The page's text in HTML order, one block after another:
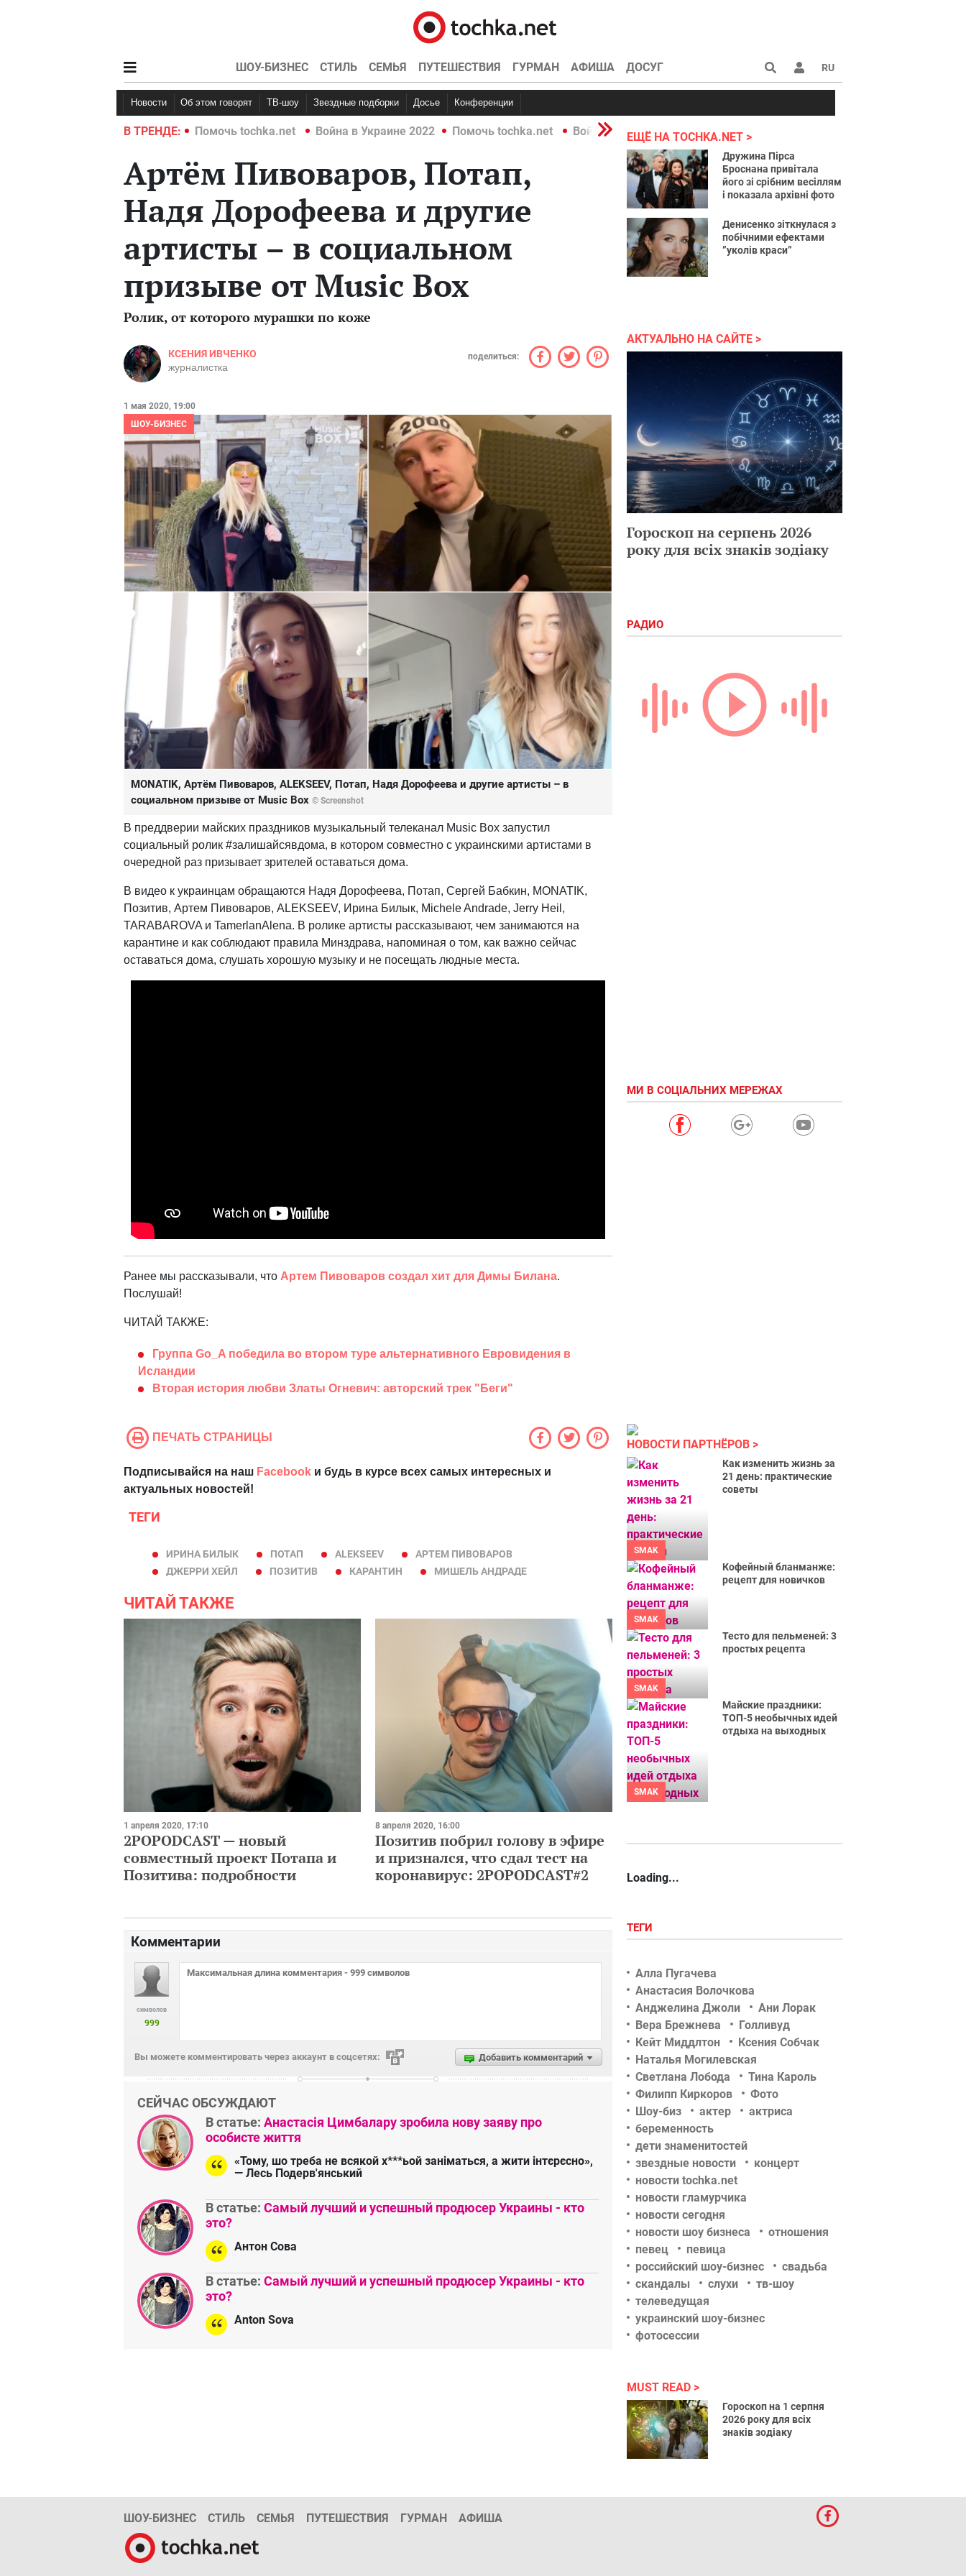
ШОУ-БИЗНЕС СТИЛЬ СЕМЬЯ ПУТЕШЕСТВИЯ ГУРМАН АФИША ДОСУГ RU
Новости Об этом говорят ТВ-шоу Звездные подборки Досье Конференции
В ТРЕНДЕ:
Война в Украине 2022 Помочь tochka.net Война в Украине 2022 Помочь tochka.net Война в Украине 2022
Артём Пивоваров, Потап,
Надя Дорофеева и другие
артисты – в социальном
призыве от Music Box
Ролик, от которого мурашки по коже
КСЕНИЯ ИВЧЕНКО
журналистка
поделиться:
1 мая 2020, 19:00
ШОУ-БИЗНЕС
MONATIK, Артём Пивоваров, ALEKSEEV, Потап, Надя Дорофеева и другие артисты – в
социальном призыве от Music Box © Screenshot
В преддверии майских праздников музыкальный телеканал Music Box запустил
социальный ролик #залишайсявдома, в котором совместно с украинскими артистами в
очередной раз призывает зрителей оставаться дома.
В видео к украинцам обращаются Надя Дорофеева, Потап, Сергей Бабкин, MONATIK,
Позитив, Артем Пивоваров, ALEKSEEV, Ирина Билык, Michele Andrade, Jerry Heil,
TARABAROVA и TamerlanAlena. В ролике артисты рассказывают, чем занимаются на
карантине и как соблюдают правила Минздрава, напоминая о том, как важно сейчас
оставаться дома, слушать хорошую музыку и не посещать людные места.
Ранее мы рассказывали, что Артем Пивоваров создал хит для Димы Билана.
Послушай!
ЧИТАЙ ТАКЖЕ:
Группа Go_A победила во втором туре альтернативного Евровидения в
Исландии
Вторая история любви Златы Огневич: авторский трек "Беги"
ПЕЧАТЬ СТРАНИЦЫ
Подписывайся на наш Facebook и будь в курсе всех самых интересных и
актуальных новостей!
ТЕГИ
ИРИНА БИЛЫК ПОТАП ALEKSEEV
АРТЕМ ПИВОВАРОВ
ДЖЕРРИ ХЕЙЛ
ПОЗИТИВ КАРАНТИН МИШЕЛЬ АНДРАДЕ
ЧИТАЙ ТАКЖЕ
1 апреля 2020, 17:10
2POPODCAST — новый
совместный проект Потапа и
Позитива: подробности
8 апреля 2020, 16:00
Позитив побрил голову в эфире
и признался, что сдал тест на
коронавирус: 2POPODCAST#2
Комментарии
символов
999
Добавить комментарий
Вы можете комментировать через аккаунт в соцсетях:
СЕЙЧАС ОБСУЖДАЮТ
В статье: Анастасія Цимбалару зробила нову заяву про
особисте життя
«Тому, шо треба не всякой х***ьой заніматься, а жити інтєрєсно»,
— Лесь Подерв'янський
В статье: Самый лучший и успешный продюсер Украины - кто
это?
Антон Сова
В статье: Самый лучший и успешный продюсер Украины - кто
это?
Anton Sova
ЕЩЁ НА TOCHKA.NET
Дружина Пірса
Броснана привітала
його зі срібним весіллям
і показала архівні фото
Денисенко зіткнулася з
побічними ефектами
”уколів краси”
АКТУАЛЬНО НА САЙТЕ
Гороскоп на серпень 2026
року для всіх знаків зодіаку
РАДИО
МИ В СОЦІАЛЬНИХ МЕРЕЖАХ
НОВОСТИ ПАРТНЁРОВ
SMAK
Как изменить жизнь за
21 день: практические
советы
SMAK
Кофейный бланманже:
рецепт для новичков
SMAK
Тесто для пельменей: 3
простых рецепта
SMAK
Майские праздники:
ТОП-5 необычных идей
отдыха на выходных
Loading...
ТЕГИ
Алла Пугачева
Анастасия Волочкова
Анджелина Джоли
Ани Лорак
Вера Брежнева
Голливуд
Кейт Миддлтон
Ксения Собчак
Наталья Могилевская
Светлана Лобода
Тина Кароль
Филипп Киркоров
Фото
Шоу-биз
актер
актриса
беременность
дети знаменитостей
звездные новости
концерт
новости tochka.net
новости гламурчика
новости сегодня
новости шоу бизнеса
отношения
певец
певица
российский шоу-бизнес
свадьба
скандалы
слухи
тв-шоу
телеведущая
украинский шоу-бизнес
фотосессии
MUST READ
Гороскоп на 1 серпня
2026 року для всіх
знаків зодіаку
ШОУ-БИЗНЕС СТИЛЬ СЕМЬЯ ПУТЕШЕСТВИЯ ГУРМАН АФИША